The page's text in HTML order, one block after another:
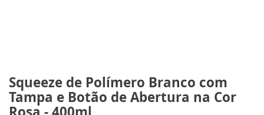
Squeeze de Polímero Branco com
Tampa e Botão de Abertura na Cor